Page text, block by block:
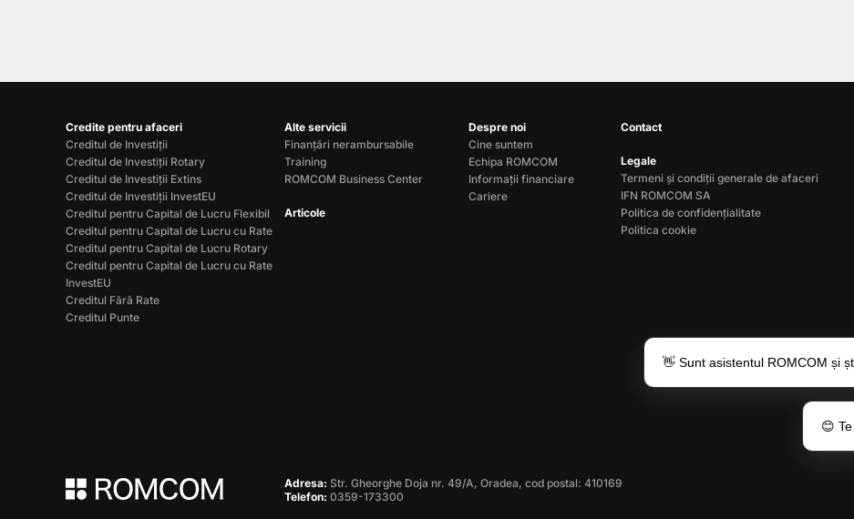
Credite pentru afaceri
Creditul de Investiții
Creditul de Investiții Rotary
Creditul de Investiții Extins
Creditul de Investiții InvestEU
Creditul pentru Capital de Lucru Flexibil
Creditul pentru Capital de Lucru cu Rate
Creditul pentru Capital de Lucru Rotary
Creditul pentru Capital de Lucru cu Rate
InvestEU
Creditul Fără Rate
Creditul Punte
Alte servicii
Finanțări nerambursabile
Training
ROMCOM Business Center
Articole
Despre noi
Cine suntem
Echipa ROMCOM
Informații financiare
Cariere
Contact
Legale
Termeni și condiții generale de afaceri
IFN ROMCOM SA
Politica de confidențialitate
Politica cookie
Adresa: Str. Gheorghe Doja nr. 49/A, Oradea, cod postal: 410169
Telefon: 0359-173300
👋 Sunt asistentul ROMCOM și
😊